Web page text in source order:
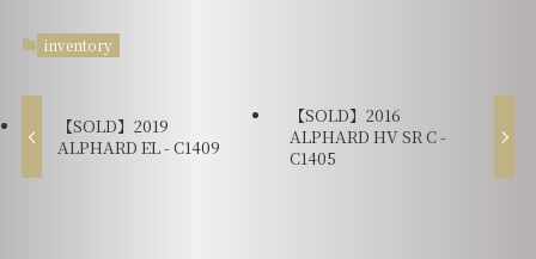
inventory
【SOLD】2019
ALPHARD EL - C1409
【SOLD】2016
ALPHARD HV SR C -
C1405